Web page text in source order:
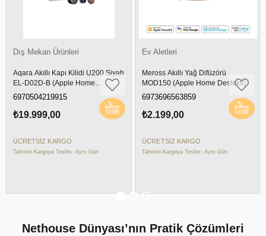
Ev Aletleri
Meross Akıllı Yağ Difüzörü
MOD150 (Apple Home Destekli)
6973696563859
₺2.199,00
ÜCRETSIZ KARGO
Tahmini Kargoya Teslim: Aynı Gün
İç Mekan Ürünleri
TP-Link Tapo H100 Smart Hub
4897098687192
₺1.090,00
ÜCRETSIZ KARGO
Tahmini Kargoya Teslim: Aynı Gün
Nethouse Dünyası’nın Pratik Çözümleri